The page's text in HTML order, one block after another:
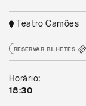
Teatro Camões
RESERVAR BILHETES
Horário:
18:30